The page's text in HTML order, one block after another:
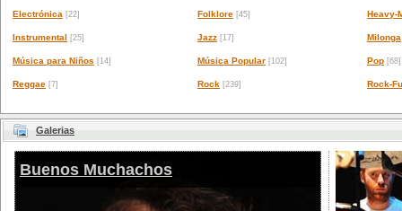
Electrónica [22] Folklore [45] Heavy-
Instrumental [25] Jazz [17] Milonga
Música para Niños [14] Música Popular [102] Pop [68]
Reggae [7] Rock [239] Rock-
Galerias
Buenos Muchachos